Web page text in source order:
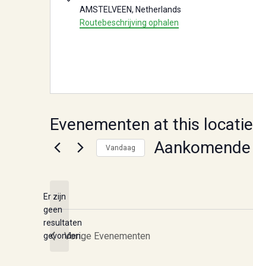
AMSTELVEEN, Netherlands
Routebeschrijving ophalen
Evenementen at this locatie
Bericht
Er zijn
geen
resultaten
gevonden.
Vandaag Aankomende
Vorige Evenementen